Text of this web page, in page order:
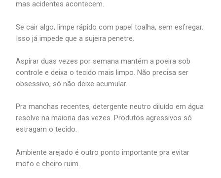
mas acidentes acontecem.
Se cair algo, limpe rápido com papel toalha, sem esfregar.
Isso já impede que a sujeira penetre.
Aspirar duas vezes por semana mantém a poeira sob
controle e deixa o tecido mais limpo. Não precisa ser
obsessivo, só não deixe acumular.
Pra manchas recentes, detergente neutro diluído em água
resolve na maioria das vezes. Produtos agressivos só
estragam o tecido.
Ambiente arejado é outro ponto importante pra evitar
mofo e cheiro ruim.